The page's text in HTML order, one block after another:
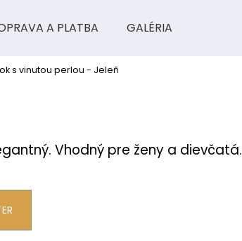
A PLATBA GALÉRIA
s vinutou perlou - Jeleň
Vhodný pre ženy a dievčatá.